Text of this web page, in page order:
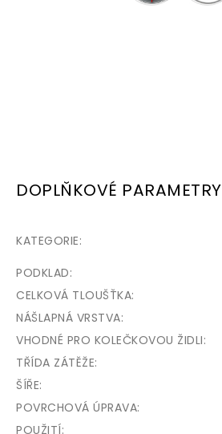
DOPLŇKOVÉ PARAMETRY
KATEGORIE:
PODKLAD:
CELKOVÁ TLOUŠŤKA:
NÁŠLAPNÁ VRSTVA:
VHODNÉ PRO KOLEČKOVOU ŽIDLI:
TŘÍDA ZÁTĚŽE:
ŠÍŘE:
POVRCHOVÁ ÚPRAVA:
POUŽITÍ: